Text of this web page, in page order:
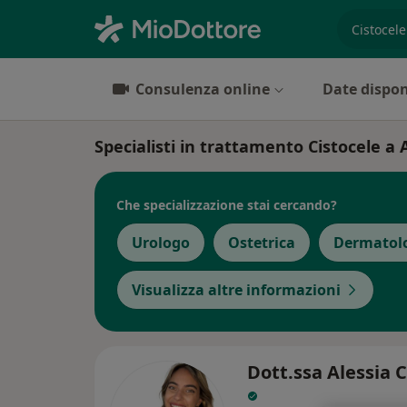
Consulenza online Date
Specialisti in trattamento Cistocele a
Che specializzazione stai cercando?
Urologo Ostetrica
Visualizza altre informazioni
Dott.ssa Alessia